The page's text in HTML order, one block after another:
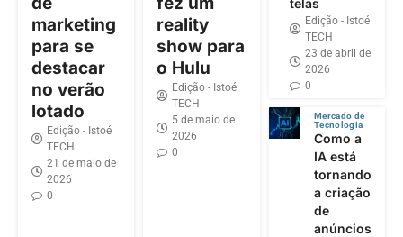
marketing
para se
destacar
no verão
lotado
Edição - Istoé
TECH
21 de maio de
2026
0
reality
show para
o Hulu
Edição - Istoé
TECH
5 de maio de
2026
0
Edição - Istoé
TECH
23 de abril de
2026
0
Mercado de
Tecnologia
Como a
IA está
tornando
a criação
de
anúncios